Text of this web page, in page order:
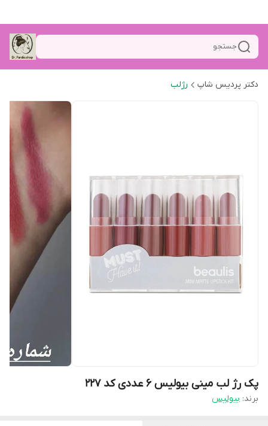
جستجو
دکتر پردیس شاپ رژلب
پک رژ لب مینی بیولیس 6 عددی کد 227
برند: بیولیس